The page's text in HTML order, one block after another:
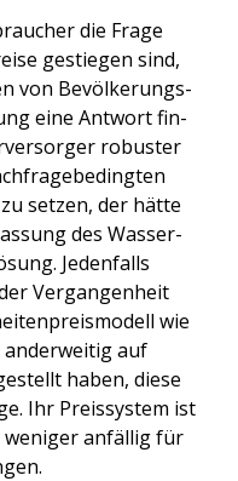
die Fra­ge
gestie­gen sind,
von Bevöl­ke­rungs­
eine Ant­wort fin­
robus­ter
set­zen, der hät­te
des Was­ser­
Jeden­falls
Ver­gan­gen­heit
wie
ander­wei­tig auf
haben, die­se
Ihr Preis­sys­tem ist
anfäl­lig für